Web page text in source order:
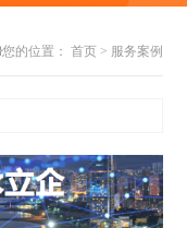
您的位置： 首页> 服务案例